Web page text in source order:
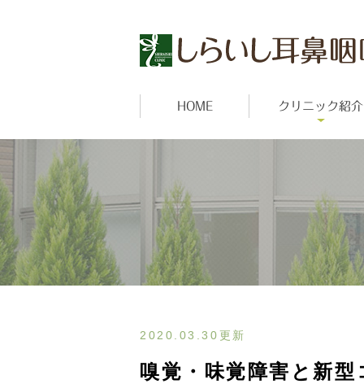
HOME クリニック紹介
2020.03.30更新
嗅覚・味覚障害と新